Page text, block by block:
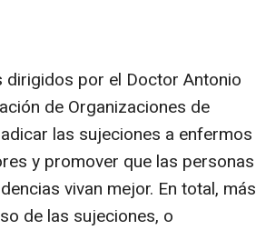
dirigidos por el Doctor Antonio
de Organizaciones de
las sujeciones a enfermos
y promover que las personas
vivan mejor. En total, más
de las sujeciones, o